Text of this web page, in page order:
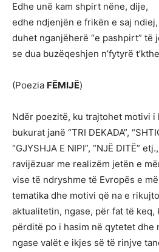
Edhe unë kam shpirt nëne, dije,
edhe ndjenjën e frikën e saj ndiej,
duhet nganjëherë “e pashpirt” të
se dua buzëqeshjen n’fytyrë
(Poezia FËMIJË)
Ndër poezitë, ku trajtohet motivi i
bukurat janë “TRI DEKADA”,
“GJYSHJA E NIPI”, “NJË DITË”
ravijëzuar me realizëm jetën e
vise të ndryshme të Evropës e
tematika dhe motivi që na e
aktualitetin, ngase, për fat të keq,
përditë po i hasim në qytetet dhe
ngase valët e ikjes së të rinjve